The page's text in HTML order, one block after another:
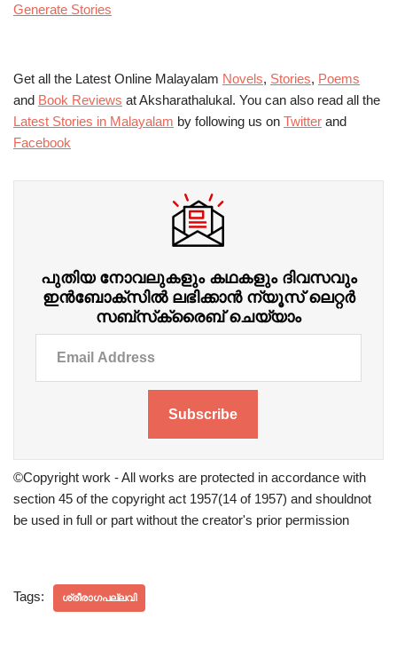
Generate Stories
Get all the Latest Online Malayalam Novels, Stories, Poems
and Book Reviews at Aksharathalukal. You can also read all the
Latest Stories in Malayalam by following us on Twitter and
Facebook
പുതിയ നോവലുകളും കഥകളും ദിവസവും
ഇന്‍ബോക്‌സില്‍ ലഭിക്കാന്‍ ന്യൂസ് ലെറ്റർ
സബ്‌സ്‌ക്രൈബ് ചെയ്യാം
Subscribe
©Copyright work - All works are protected in accordance with
section 45 of the copyright act 1957(14 of 1957) and shouldnot
be used in full or part without the creator's prior permission
Tags: ശ്രീരാഗപല്ലവി